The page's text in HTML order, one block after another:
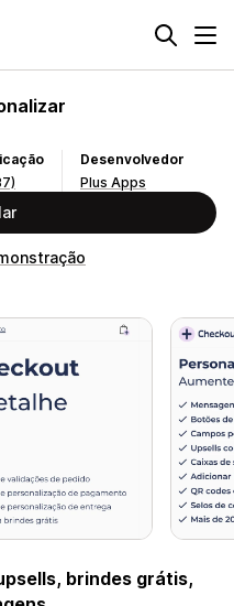
Desenvolvedor
Plus Apps
brindes grátis,